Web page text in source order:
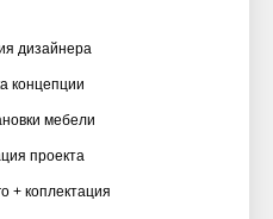
дизайнера
концепции
мебели
проекта
+ коплектация